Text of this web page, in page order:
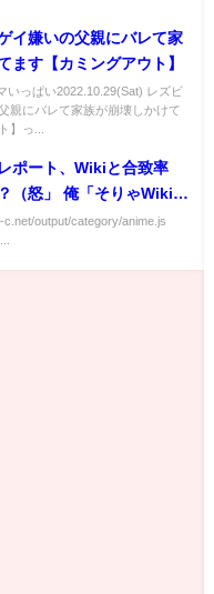
イ嫌いの父親にバレて家
ます【カミングアウト】
いっぱい2022.10.29(Sat) レズビ
親にバレて家族が崩壊しかけて
】っ...
ポート、Wikiと合致率
（怒」 俺「そりゃWiki編
らね」
c.net/output/category/anime.js